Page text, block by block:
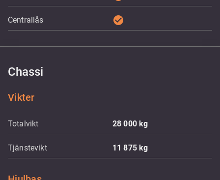
Centrallås check_circle
Chassi
Vikter
Totalvikt 28 000kg
Tjänstevikt 11 875kg